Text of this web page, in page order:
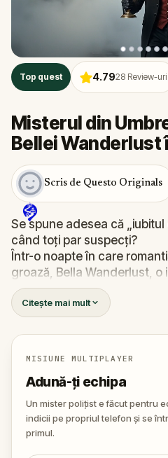
Top quest 4.7928 Review-uri
Misterul din
Bellei Wanderlust
Scris de Questo Originals
Se spune adesea că
când toți par suspecți?
Într-o noapte în care
groază, Bella Wanderlust,
pentru aventurile ei prin
mijlocul unui tur de fantome.
decât Percy Shadows, un
pe cât e de enigmatic.
Cine e criminalul? Walter,
poate o altă prezență, bine
orașului?
🔍 E timpul să intri în joc.
fiecare gest, pune
Citește mai mult
MISIUNE MULTIPLAYER
Adună-ți echipa
Un mister polițist e făcut pentru
indicii pe propriul telefon și se
primul.